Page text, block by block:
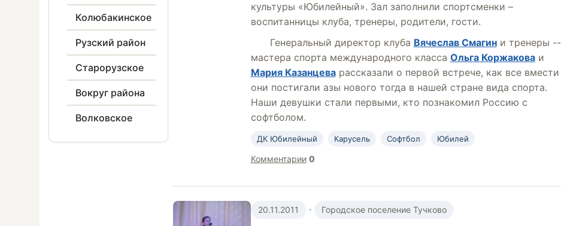
Колюбакинское
Рузский район
Старорузское
Вокруг района
Волковское
культуры «Юбилейный». Зал заполнили спортсменки –
воспитанницы клуба, тренеры, родители, гости.
Генеральный директор клуба Вячеслав Смагини тренеры --
мастера спорта международного класса Ольга Коржаковаи
Мария Казанцеварассказали о первой встрече, как все вмести
они постигали азы нового тогда в нашей стране вида спорта.
Наши девушки стали первыми, кто познакомил Россию с
софтболом.
ДК Юбилейный Карусель Софтбол Юбилей
Комментарии 0
20.11.2011 · Городское поселение Тучково